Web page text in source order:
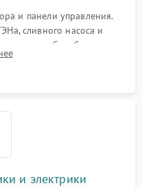
и панели управления.
сливного насоса и
барабана и
люка на разрывы.
и электрики